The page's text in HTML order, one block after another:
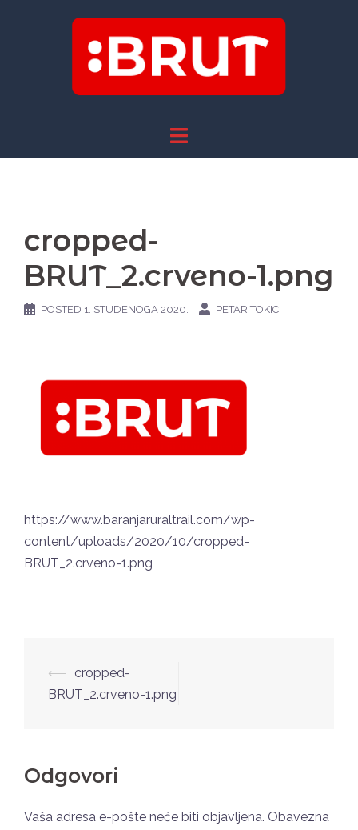
cropped-
BRUT_2.crveno-1.png
POSTED 1. STUDENOGA 2020. PETAR TOKIC
https://www.baranjaruraltrail.com/wp-
content/uploads/2020/10/cropped-
BRUT_2.crveno-1.png
Post
navigation
⟵
cropped-
BRUT_2.crveno-1.png
Odgovori
Vaša adresa e-pošte neće biti objavljena. Obavezna